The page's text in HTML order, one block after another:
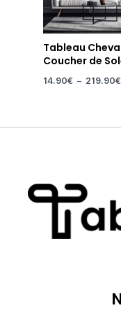
Tableau
Coucher de
14.90€ – 219.90€